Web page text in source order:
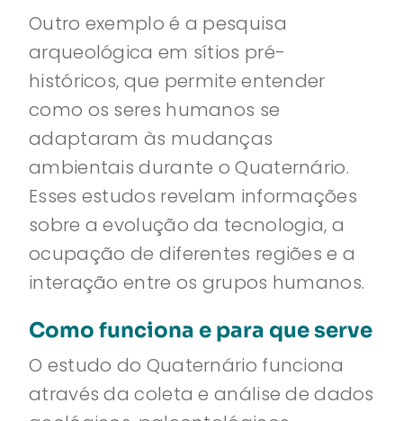
Outro exemplo é a pesquisa
arqueológica em sítios pré-
históricos, que permite entender
como os seres humanos se
adaptaram às mudanças
ambientais durante o Quaternário.
Esses estudos revelam informações
sobre a evolução da tecnologia, a
ocupação de diferentes regiões e a
interação entre os grupos humanos.
Como funciona e para que serve
O estudo do Quaternário funciona
através da coleta e análise de dados